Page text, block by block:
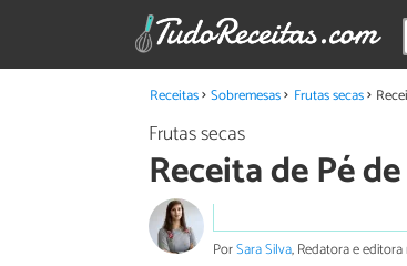
Receitas Sobremesas Frutas secas
Frutas secas
Receita de Pé
PorSara Silva, Redatora e